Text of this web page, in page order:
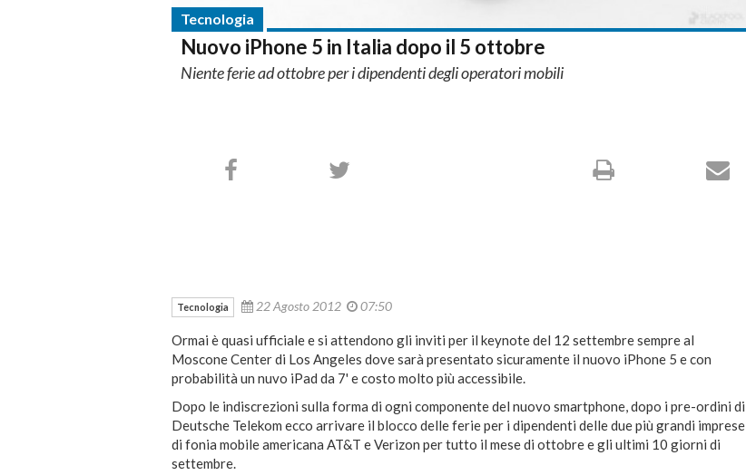
Tecnologia
Nuovo iPhone 5 in Italia dopo il 5 ottobre
Niente ferie ad ottobre per i dipendenti degli operatori mobili
Tecnologia 22 Agosto 2012 07:50
Ormai è quasi ufficiale e si attendono gli inviti per il keynote del 12 settembre sempre al
Moscone Center di Los Angeles dove sarà presentato sicuramente il nuovo iPhone 5 e con
probabilità un nuvo iPad da 7' e costo molto più accessibile.
Dopo le indiscrezioni sulla forma di ogni componente del nuovo smartphone, dopo i pre-ordini di
Deutsche Telekom ecco arrivare il blocco delle ferie per i dipendenti delle due più grandi imprese
di fonia mobile americana AT&T e Verizon per tutto il mese di ottobre e gli ultimi 10 giorni di
settembre.